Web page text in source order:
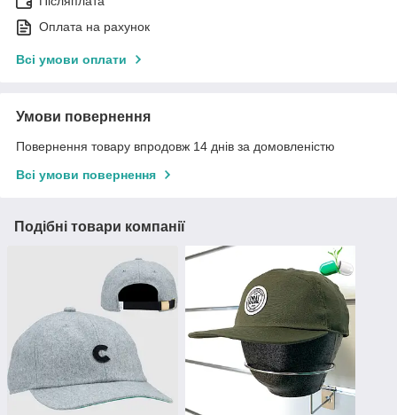
Оплата на рахунок
Всі умови оплати
Умови повернення
Повернення товару впродовж 14 днів за домовленістю
Всі умови повернення
Подібні товари компанії